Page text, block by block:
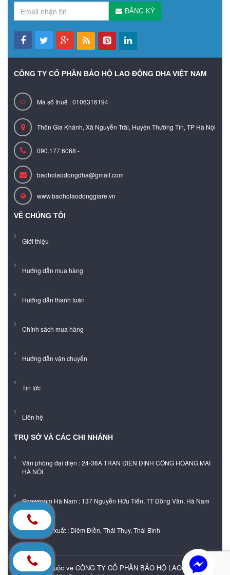
ĐĂNG KÝ
CÔNG TY CỔ PHẦN BẢO HỘ LAO ĐỘNG DHA VIỆT NAM
Mã số thuế : 0106316194
Thôn Gia Khánh, Xã Nguyễn Trãi, Huyện Thường Tín, TP Hà Nội
090.177.6068 -
baoholaodongdha@gmail.com
www.baoholaodonggiare.vn
VỀ CHÚNG TÔI
Giới thiệu
Hướng dẫn mua hàng
Hướng dẫn thanh toán
Chính sách mua hàng
Hướng dẫn vận chuyển
Tin tức
Liên hệ
TRỤ SỞ VÀ CÁC CHI NHÁNH
Văn phòng đại diện : 24-36A TRẦN ĐIỀN ĐỊNH CÔNG HOÀNG MAI
HÀ NỘI
Showroom Hà Nam : 137 Nguyễn Hữu Tiến, TT Đồng Văn, Hà Nam
Xưởng sản xuất : Diêm Điền, Thái Thụy, Thái Bình
Bản quyền thuộc về CÔNG TY CỔ PHẦN BẢO HỘ LAO ĐỘNG